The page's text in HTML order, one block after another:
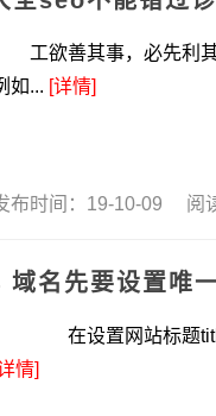
工欲善其事，必先利其
如... [详情]
布时间：19-10-09 阅
名先要设置唯
在设置网站标题title等
情]